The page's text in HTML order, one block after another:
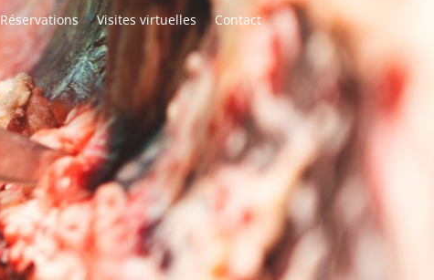
Réservations Visites virtuelles Contact